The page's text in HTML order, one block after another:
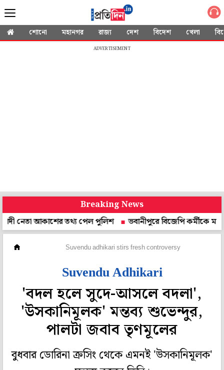
শোনো মহানগর রাজ্য দেশ বিদেশ খেলা
ADVERTISEMENT
Breaking News
আকাশের তথ্য পেল পুলিশ
ভবানীপুরে বিজেপি কর্মীকে মারধর,
Suvendu adhikari stirs fresh controversy
Suvendu Adhikari
'বদল হলে সুদে-আসলে বদলা',
'উসকানিমূলক' মন্তব্য শুভেন্দুর,
পালটা জবাব তৃণমূলের
বুধবার ডোরিনা ক্রসিং থেকে এমনই 'উসকানিমূলক'